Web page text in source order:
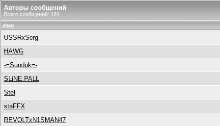
Авторы сообщений
Всего сообщений: 184
Имя
USSRxSerg
HAWG
-=Sunduk=-
SLiNE.PALL
Stel
staFFX
REVOLTxN1SMAN47